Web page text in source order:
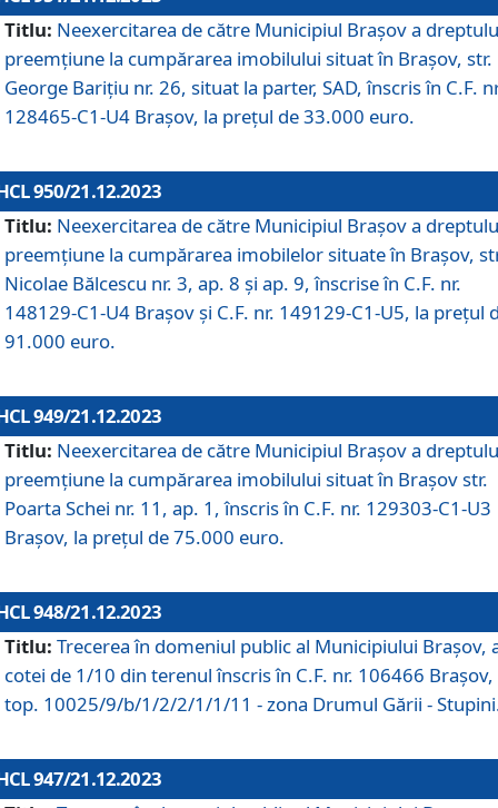
Titlu: Neexercitarea de către Municipiul Brașov a
preemțiune la cumpărarea imobilului situat în Brașov, str.
George Barițiu nr. 26, situat la parter, SAD, înscris în C.F.
128465-C1-U4 Brașov, la prețul de 33.000 euro.
950/21.12.2023
Titlu: Neexercitarea de către Municipiul Brașov a
preemțiune la cumpărarea imobilelor situate în Brașov,
Nicolae Bălcescu nr. 3, ap. 8 și ap. 9, înscrise în C.F. nr.
148129-C1-U4 Brașov și C.F. nr. 149129-C1-U5, la prețul
91.000 euro.
949/21.12.2023
Titlu: Neexercitarea de către Municipiul Brașov a
preemțiune la cumpărarea imobilului situat în Brașov str.
Poarta Schei nr. 11, ap. 1, înscris în C.F. nr. 129303-C1-U3
Brașov, la prețul de 75.000 euro.
948/21.12.2023
Titlu: Trecerea în domeniul public al Municipiului Braşov,
cotei de 1/10 din terenul înscris în C.F. nr. 106466 Brașov,
top. 10025/9/b/1/2/2/1/1/11 - zona Drumul Gării -
947/21.12.2023